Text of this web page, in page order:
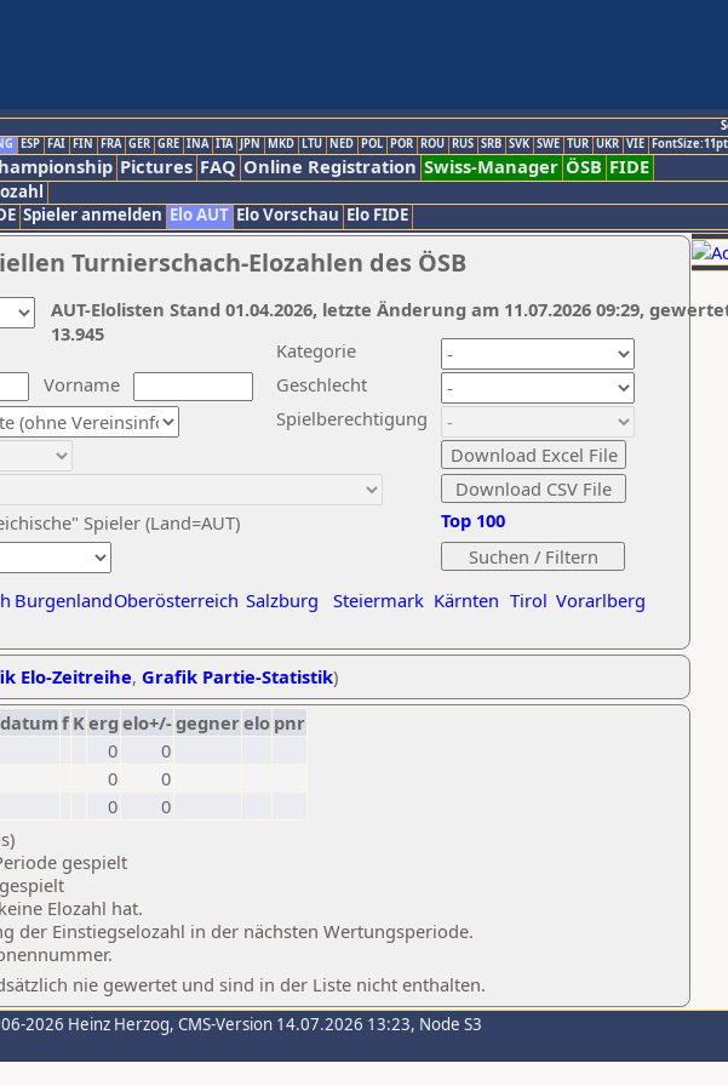
ESP FAI FIN FRA GER GRE INA ITA JPN MKD LTU NED POL POR ROU RUS SRB SVK SWE TUR UKR VIE FontSize:11pt
Pictures FAQ Online Registration Swiss-Manager ÖSB FIDE
Spieler anmelden Elo AUT Elo Vorschau Elo FIDE
Turnierschach-Elozahlen des ÖSB
Vorname
Kategorie
Geschlecht
Spieler (Land=AUT)
Spielberechtigung
BurgenlandOberösterreich Salzburg Steiermark Kärnten Tirol Vorarlberg
Top 100
AUT-Elolisten Stand 01.04.2026, letzte Änderung am 11.07.2026 09:29,
13.945
Elo-Zeitreihe, Grafik Partie-Statistik)
datumf Kerg elo+/-gegnerelo pnr
0
0
0
0
0
0
gespielt
Elozahl hat.
der Einstiegselozahl in der nächsten Wertungsperiode.
nie gewertet und sind in der Liste nicht enthalten.
2026 Heinz Herzog, CMS-Version 14.07.2026 13:23, Node S3